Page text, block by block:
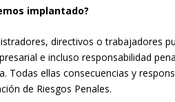
implantado?
directivos o trabajadores
e incluso responsabilidad
Todas ellas consecuencias y
de Riesgos Penales.